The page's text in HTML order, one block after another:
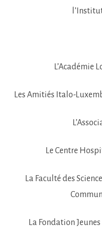
L’Académie
Les Amitiés Italo-
Le Centre
La Faculté des
La Fondation